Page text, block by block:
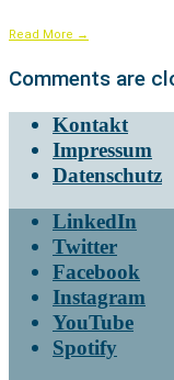
Read More →
Comments are
Kontakt
Impressum
Datenschutz
LinkedIn
Twitter
Facebook
Instagram
YouTube
Spotify